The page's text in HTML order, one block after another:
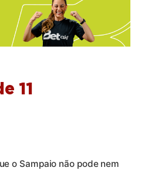
11
o Sampaio não pode nem